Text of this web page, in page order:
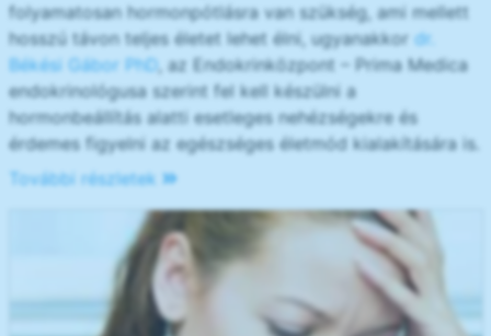
folyamatosan hormonpótlásra van szükség, ami mellett
hosszú távon teljes életet lehet élni, ugyanakkor dr.
Békési Gábor PhD
, az Endokrinközpont – Prima Medica
endokrinológusa szerint fel kell készülni a
hormonbeállítás alatti esetleges nehézségekre és
érdemes figyelni az egészséges életmód kialakítására is.
További részletek